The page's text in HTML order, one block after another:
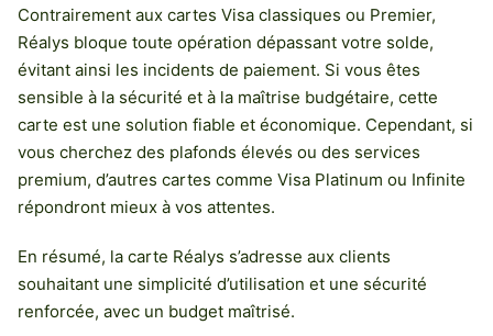
Contrairement aux cartes Visa classiques ou Premier,
Réalys bloque toute opération dépassant votre solde,
évitant ainsi les incidents de paiement. Si vous êtes
sensible à la sécurité et à la maîtrise budgétaire, cette
carte est une solution fiable et économique. Cependant, si
vous cherchez des plafonds élevés ou des services
premium, d’autres cartes comme Visa Platinum ou Infinite
répondront mieux à vos attentes.
En résumé, la carte Réalys s’adresse aux clients
souhaitant une simplicité d’utilisation et une sécurité
renforcée, avec un budget maîtrisé.